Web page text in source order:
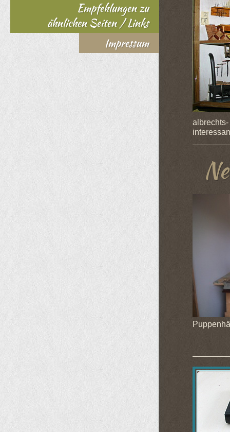
Empfehlungen zu
ähnlichen Seiten / Links
Impressum